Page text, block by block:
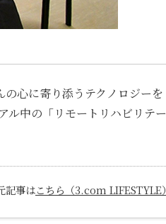
心に寄り添うテクノロジーを
ル中の「リモートリハビリテー
記事はこちら（3.com LIFESTYLE）